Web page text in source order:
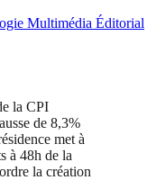
Multimédia Éditorial
CPI
de 8,3%
met à
de la
la création